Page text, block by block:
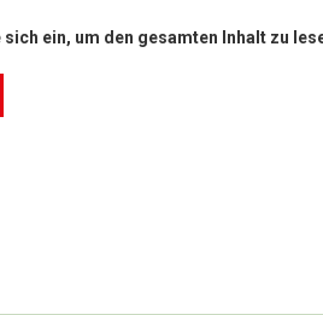
sich ein, um den gesamten Inhalt zu